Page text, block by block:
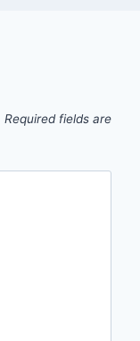
Required fields are